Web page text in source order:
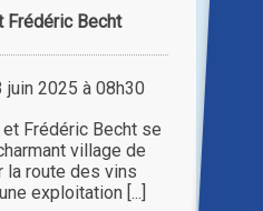
Frédéric Becht
2025 à 08h30
Frédéric Becht se
village de
la route des vins
exploitation [...]